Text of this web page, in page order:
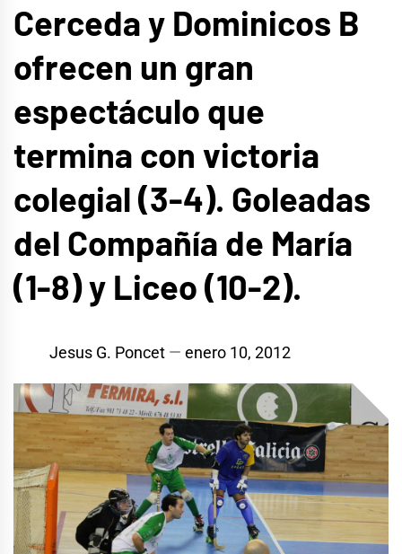
Cerceda y Dominicos B
ofrecen un gran
espectáculo que
termina con victoria
colegial (3-4). Goleadas
del Compañía de María
(1-8) y Liceo (10-2).
Jesus G. Poncet enero 10, 2012